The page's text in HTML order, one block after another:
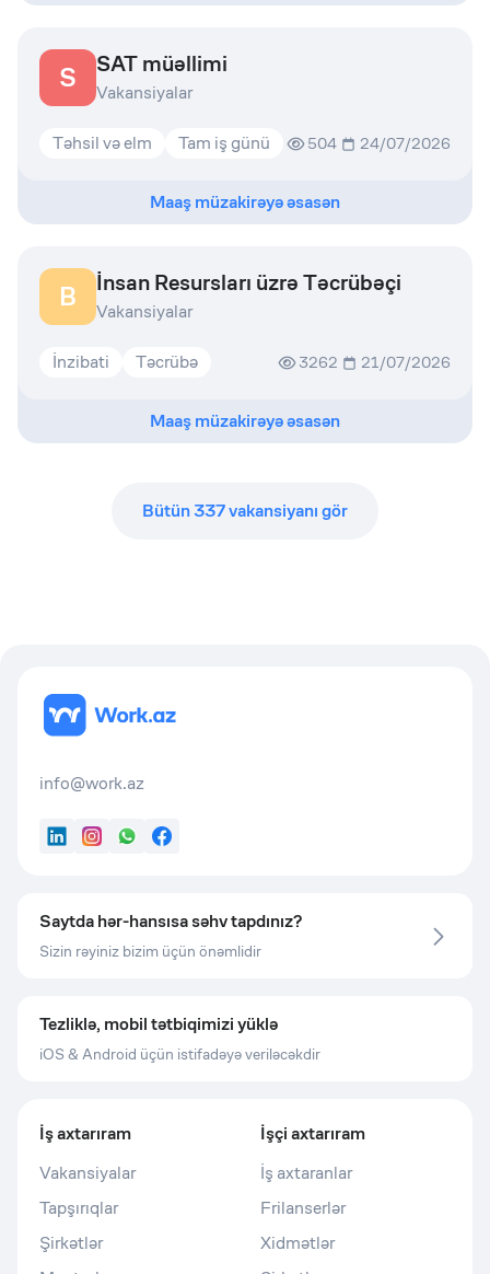
S SAT müəllimi
Vakansiyalar
Təhsil və elm Tam iş günü 504 24/07/2026
Maaş müzakirəyə əsasən
B İnsan Resursları üzrə Təcrübəçi
Vakansiyalar
İnzibati Təcrübə 3262 21/07/2026
Maaş müzakirəyə əsasən
Bütün337vakansiyanı gör
info@work.az
LinkedInInstagram
WhatsApp
Facebook
Saytda hər-hansısa səhv tapdınız?
Sizin rəyiniz bizim üçün önəmlidir
Tezliklə, mobil tətbiqimizi yüklə
iOS & Android üçün istifadəyə veriləcəkdir
İş axtarıram
Vakansiyalar
Tapşırıqlar
Şirkətlər
İşçi axtarıram
İş axtaranlar
Frilanserlər
Xidmətlər